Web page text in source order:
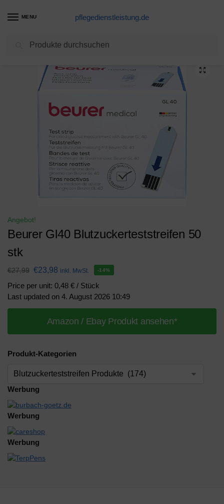
MENU pflegedienstleistung.de
Blutzuckerteststreifen Produkte
Angebot!
Beurer Gl40 Blutzuckerteststreifen 50
stk
€27,99 €23,98 inkl. MwSt. -14%
Price per unit: 0,48 € / Stück
Last updated on 4. August 2026 10:49
Amazon / Ebay Produkt ansehen*
Produkt-Kategorien
Werbung
Werbung
Werbung